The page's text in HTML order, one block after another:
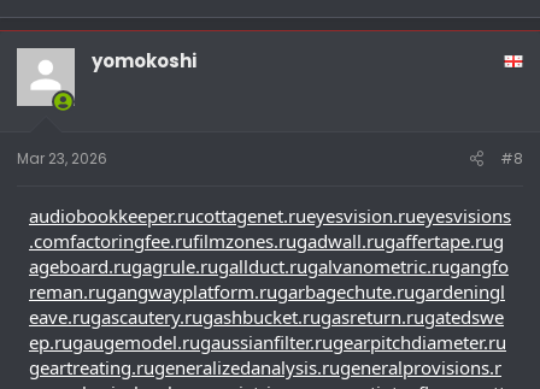
yomokoshi
Mar 23, 2026 #8
audiobookkeeper.rucottagenet.rueyesvision.rueyesvisions
.comfactoringfee.rufilmzones.rugadwall.rugaffertape.rug
ageboard.rugagrule.rugallduct.rugalvanometric.rugangfo
reman.rugangwayplatform.rugarbagechute.rugardeningl
eave.rugascautery.rugashbucket.rugasreturn.rugatedswe
ep.rugaugemodel.rugaussianfilter.rugearpitchdiameter.ru
geartreating.rugeneralizedanalysis.rugeneralprovisions.r